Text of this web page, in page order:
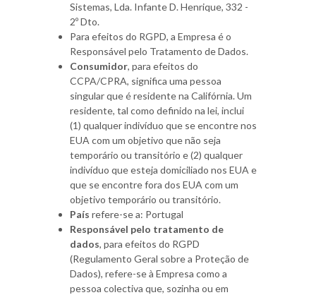
Sistemas, Lda. Infante D. Henrique, 332 -
2º Dto.
Para efeitos do RGPD, a Empresa é o
Responsável pelo Tratamento de Dados.
Consumidor, para efeitos do
CCPA/CPRA, significa uma pessoa
singular que é residente na Califórnia. Um
residente, tal como definido na lei, inclui
(1) qualquer indivíduo que se encontre nos
EUA com um objetivo que não seja
temporário ou transitório e (2) qualquer
indivíduo que esteja domiciliado nos EUA e
que se encontre fora dos EUA com um
objetivo temporário ou transitório.
País refere-se a: Portugal
Responsável pelo tratamento de
dados, para efeitos do RGPD
(Regulamento Geral sobre a Proteção de
Dados), refere-se à Empresa como a
pessoa colectiva que, sozinha ou em